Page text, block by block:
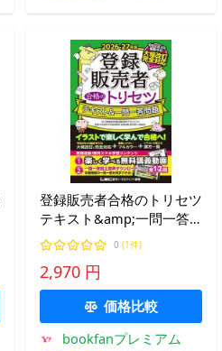
登録販売者合格のトリセツ
テキスト&amp;一問一答
問題 2026-27年版/岩堀禎
廣/東京リーガルマインド
LEC登録販売者試験対策プ
ロジェクト
0 (1件)
2,970 円
価格比較
bookfanプレミアム